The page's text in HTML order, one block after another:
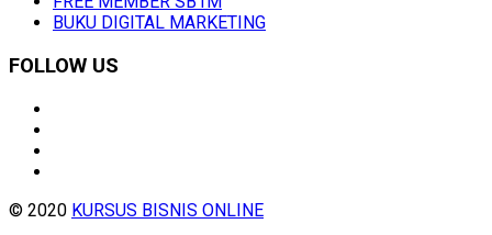
BUKU DIGITAL MARKETING
FOLLOW US
© 2020 KURSUS BISNIS ONLINE